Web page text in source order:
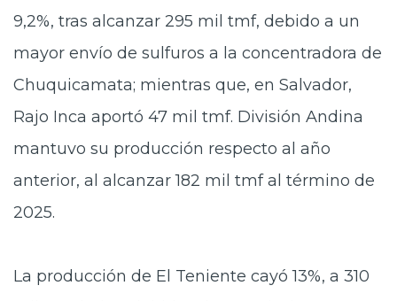
9,2%, tras alcanzar 295 mil tmf, debido a un
mayor envío de sulfuros a la concentradora de
Chuquicamata; mientras que, en Salvador,
Rajo Inca aportó 47 mil tmf. División Andina
mantuvo su producción respecto al año
anterior, al alcanzar 182 mil tmf al término de
2025.
La producción de El Teniente cayó 13%, a 310